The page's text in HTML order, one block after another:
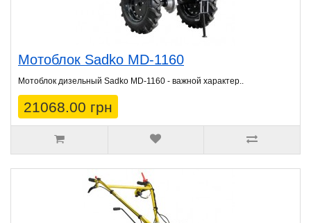
Мотоблок Sadko MD-1160
Мотоблок дизельный Sadko МD-1160 - важной характер..
21068.00 грн